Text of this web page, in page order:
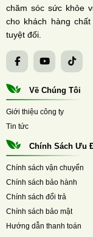
chăm sóc sức khỏe
cho khách hàng
tuyệt đối.
Về Chúng Tôi
Giới thiệu công ty
Tin tức
Chính Sách Ưu
Chính sách vận chuyển
Chính sách bảo hành
Chính sách đổi trả
Chính sách bảo mật
Hướng dẫn thanh toán